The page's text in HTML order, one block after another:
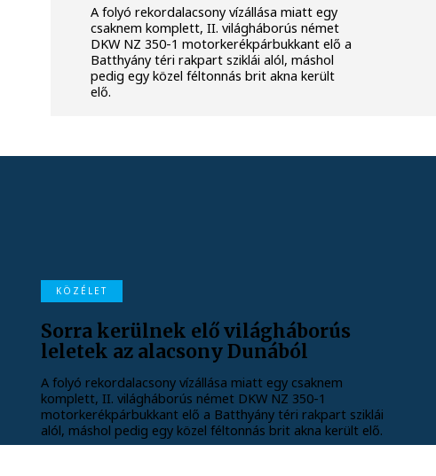
A folyó rekordalacsony vízállása miatt egy
csaknem komplett, II. világháborús német
DKW NZ 350-1 motorkerékpárbukkant elő a
Batthyány téri rakpart sziklái alól, máshol
pedig egy közel féltonnás brit akna került
elő.
KÖZÉLET
Sorra kerülnek elő világháborús
leletek az alacsony Dunából
A folyó rekordalacsony vízállása miatt egy csaknem
komplett, II. világháborús német DKW NZ 350-1
motorkerékpárbukkant elő a Batthyány téri rakpart sziklái
alól, máshol pedig egy közel féltonnás brit akna került elő.